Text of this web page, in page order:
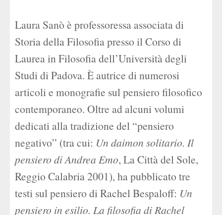
Laura Sanò è professoressa associata di
Storia della Filosofia presso il Corso di
Laurea in Filosofia dell’Università degli
Studi di Padova. È autrice di numerosi
articoli e monografie sul pensiero filosofico
contemporaneo. Oltre ad alcuni volumi
dedicati alla tradizione del “pensiero
negativo” (tra cui: Un daimon solitario. Il
pensiero di Andrea Emo, La Città del Sole,
Reggio Calabria 2001), ha pubblicato tre
testi sul pensiero di Rachel Bespaloff: Un
pensiero in esilio. La filosofia di Rachel